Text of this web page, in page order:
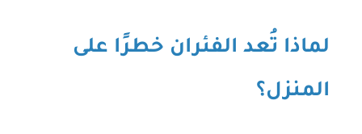
لماذا تُعد الفئران خطرًا على
المنزل؟